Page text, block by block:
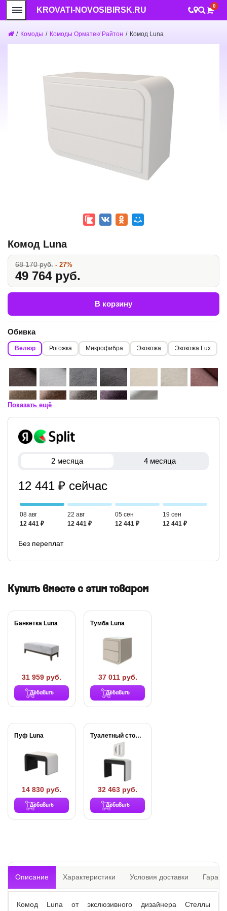
KROVATI-NOVOSIBIRSK.RU 0
/ Комоды / Комоды Орматек/ Райтон / Комод Luna
Комод Luna
68 170 руб. - 27%
49 764 руб.
В корзину
Обивка
Велюр Рогожка Микрофибра Экокожа Экокожа Lux
Показать ещё
2 месяца 4 месяца
12 441 ₽ сейчас
08 авг
12 441 ₽
22 авг
12 441 ₽
05 сен
12 441 ₽
19 сен
12 441 ₽
Без переплат
Купить вместе с этим товаром
Банкетка Luna
31 959 руб.
Добавить
Тумба Luna
37 011 руб.
Добавить
Пуф Luna
14 830 руб.
Добавить
Туалетный стол Luna
32 463 руб.
Добавить
Описание Характеристики Условия доставки
Комод Luna от экслюзивного дизайнера Стеллы